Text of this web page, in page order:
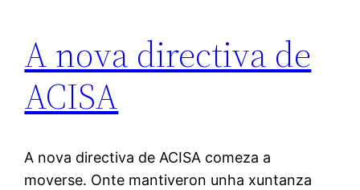
A nova directiva de
ACISA
A nova directiva de ACISA comeza a
moverse. Onte mantiveron unha xuntanza